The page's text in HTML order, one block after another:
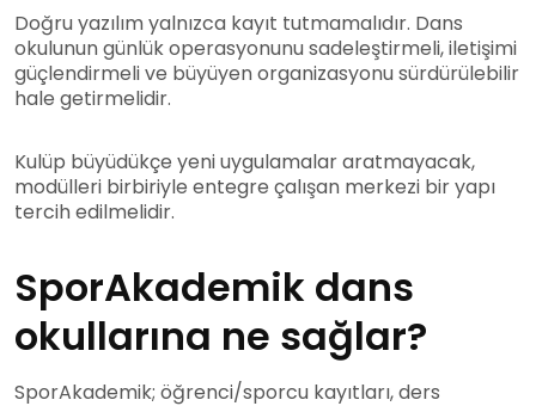
Doğru yazılım yalnızca kayıt tutmamalıdır. Dans
okulunun günlük operasyonunu sadeleştirmeli, iletişimi
güçlendirmeli ve büyüyen organizasyonu sürdürülebilir
hale getirmelidir.
Kulüp büyüdükçe yeni uygulamalar aratmayacak,
modülleri birbiriyle entegre çalışan merkezi bir yapı
tercih edilmelidir.
SporAkademik dans
okullarına ne sağlar?
SporAkademik; öğrenci/sporcu kayıtları, ders